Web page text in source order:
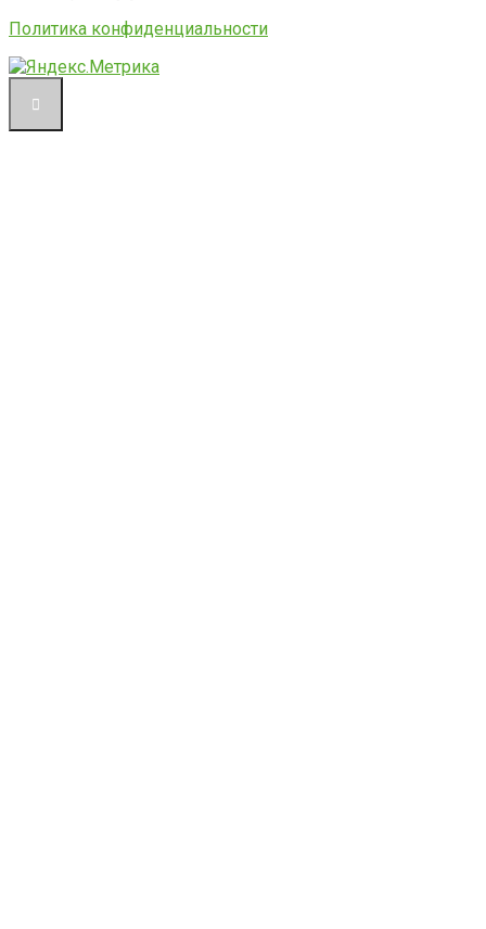
Политика конфиденциальности